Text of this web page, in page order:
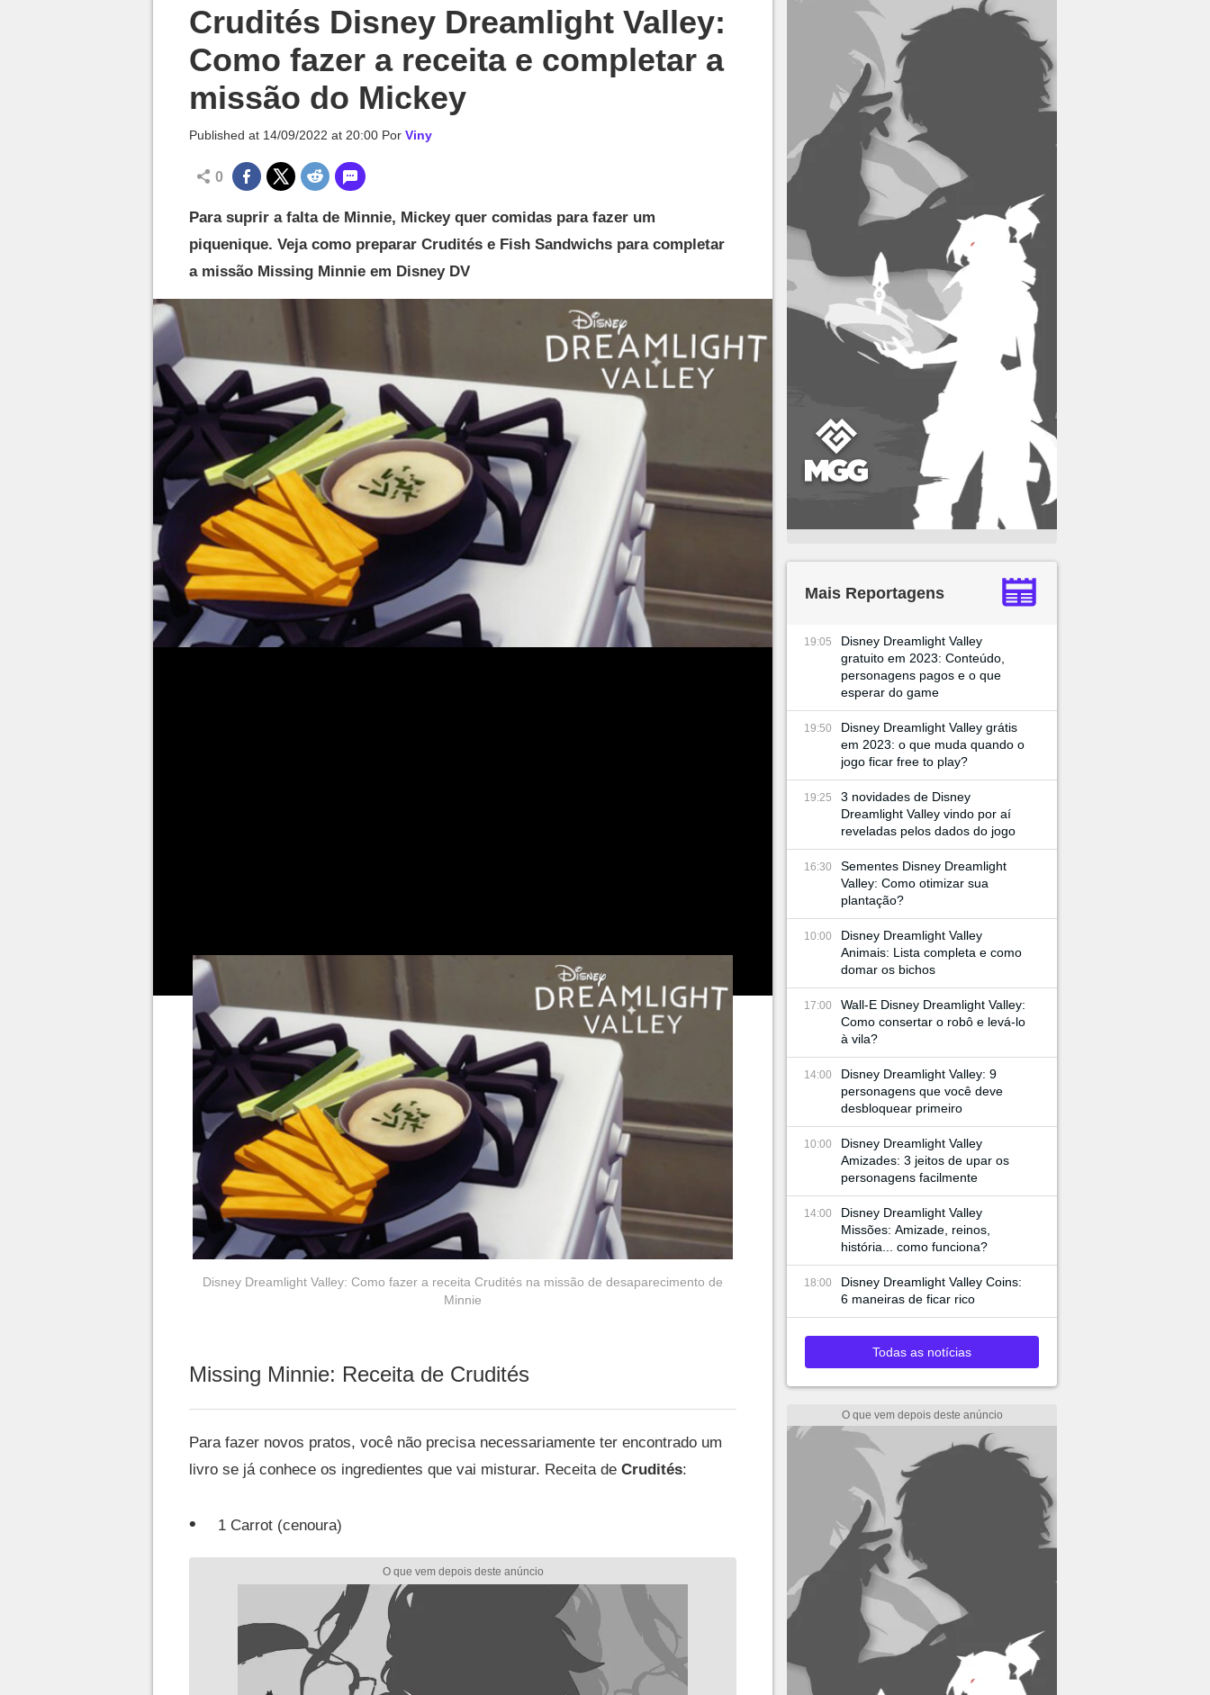
Crudités Disney Dreamlight Valley:
Como fazer a receita e completar a
missão do Mickey
Published at 14/09/2022 at 20:00 Por Viny
0
Para suprir a falta de Minnie, Mickey quer comidas para fazer um
piquenique. Veja como preparar Crudités e Fish Sandwichs para completar
a missão Missing Minnie em Disney DV
Disney Dreamlight Valley: Como fazer a receita Crudités na missão de desaparecimento de
Minnie
Missing Minnie: Receita de Crudités
Para fazer novos pratos, você não precisa necessariamente ter encontrado um
livro se já conhece os ingredientes que vai misturar. Receita de Crudités:
1 Carrot (cenoura)
Mais Reportagens
19:05
Disney Dreamlight Valley
gratuito em 2023: Conteúdo,
personagens pagos e o que
esperar do game
19:50
Disney Dreamlight Valley grátis
em 2023: o que muda quando o
jogo ficar free to play?
19:25
3 novidades de Disney
Dreamlight Valley vindo por aí
reveladas pelos dados do jogo
16:30
Sementes Disney Dreamlight
Valley: Como otimizar sua
plantação?
10:00
Disney Dreamlight Valley
Animais: Lista completa e como
domar os bichos
17:00
Wall-E Disney Dreamlight Valley:
Como consertar o robô e levá-lo
à vila?
14:00
Disney Dreamlight Valley: 9
personagens que você deve
desbloquear primeiro
10:00
Disney Dreamlight Valley
Amizades: 3 jeitos de upar os
personagens facilmente
14:00
Disney Dreamlight Valley
Missões: Amizade, reinos,
história... como funciona?
18:00
Disney Dreamlight Valley Coins:
6 maneiras de ficar rico
Todas as notícias